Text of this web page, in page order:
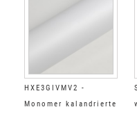
HXE3GIVMV2 -
Monomer kalandrierte